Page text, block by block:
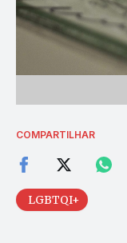
COMPARTILHAR
LGBTQI+